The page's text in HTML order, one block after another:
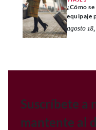
¿Cómo
equipaje
agosto
Suscríbete a
mantente al